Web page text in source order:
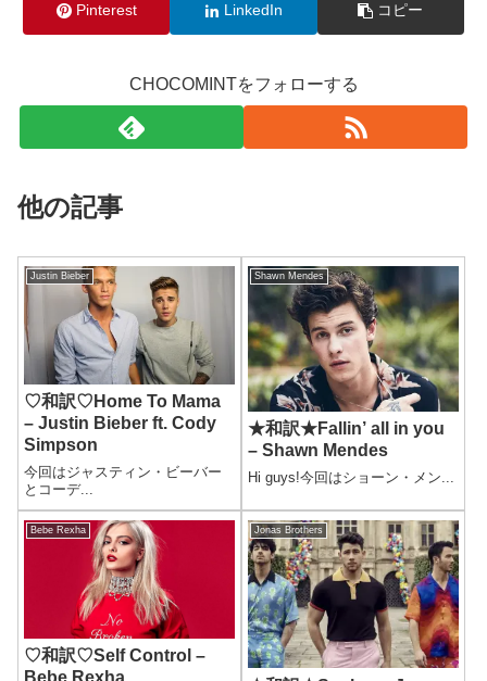
Pinterest LinkedIn コピー
CHOCOMINTをフォローする
他の記事
Justin Bieber
♡和訳♡Home To Mama
– Justin Bieber ft. Cody
Simpson
今回はジャスティン・ビーバー
とコーデ...
Shawn Mendes
★和訳★Fallin’ all in you
– Shawn Mendes
Hi guys!今回はショーン・メン...
Bebe Rexha
♡和訳♡Self Control –
Jonas Brothers